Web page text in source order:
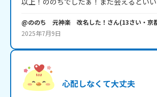
@ののち 元神楽 改名した！ さん(13さい・ 京
2025年7月9日
心配しなくて大丈夫